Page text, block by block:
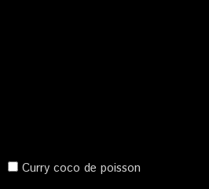
Curry coco de poisson